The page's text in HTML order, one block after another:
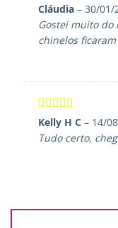
Avaliação5
Cláudia– 30/01/
Gostei muito
chinelos
Avaliação
de 5
Kelly H C– 14/
Tudo certo,